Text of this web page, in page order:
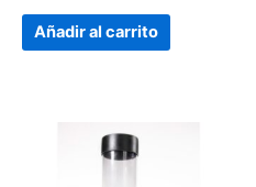
Añadir al carrito